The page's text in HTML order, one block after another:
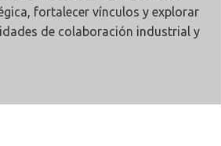
fortalecer vínculos y explorar
de colaboración industrial y